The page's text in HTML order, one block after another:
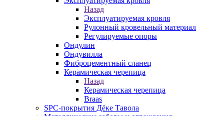
Назад
Эксплуатируемая кровля
Рулонный кровельный материал
Регулируемые опоры
Ондулин
Ондувилла
Фиброцементный сланец
Керамическая черепица
Назад
Керамическая черепица
Braas
SPC-покрытия Дёке Тавола